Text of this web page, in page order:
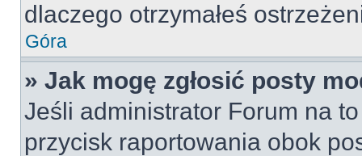
dlaczego otrzymałeś
Góra
» Jak mogę zgłosić posty
Jeśli administrator Forum na
przycisk raportowania obok